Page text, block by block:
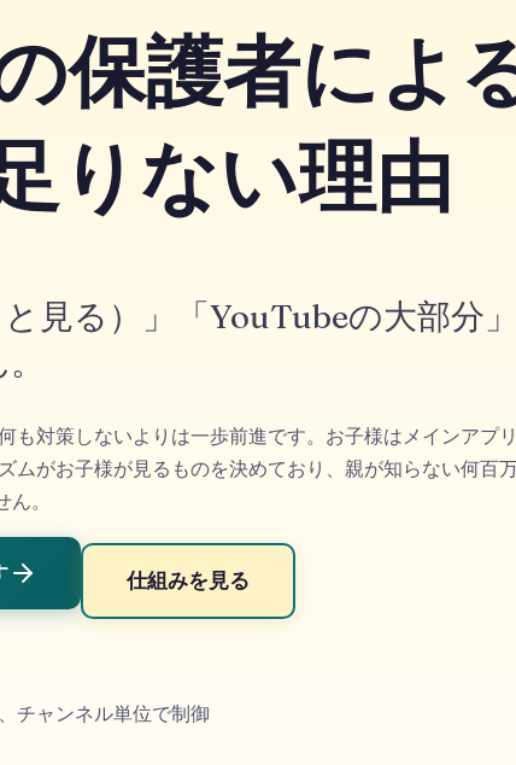
保護者によ
りない理由
と見る）」「YouTubeの大部
も対策しないよりは一歩前進です。お子様はメインア
ムがお子様が見るものを決めており、親が知らない何
。
仕組みを見る
チャンネル単位で制御